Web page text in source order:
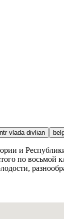
vlada divlian
и
по